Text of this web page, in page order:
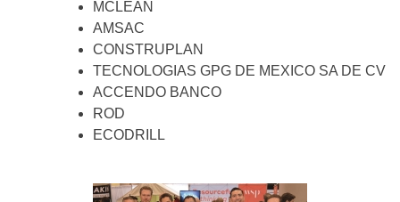
MCLEAN
AMSAC
CONSTRUPLAN
TECNOLOGIAS GPG DE MEXICO SA DE CV
ACCENDO BANCO
ROD
ECODRILL